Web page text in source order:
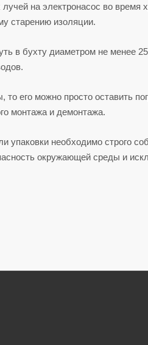
на электронасос во время
старению изоляции.
в бухту диаметром не менее
его можно просто оставить
монтажа и демонтажа.
упаковки необходимо строго
окружающей среды и